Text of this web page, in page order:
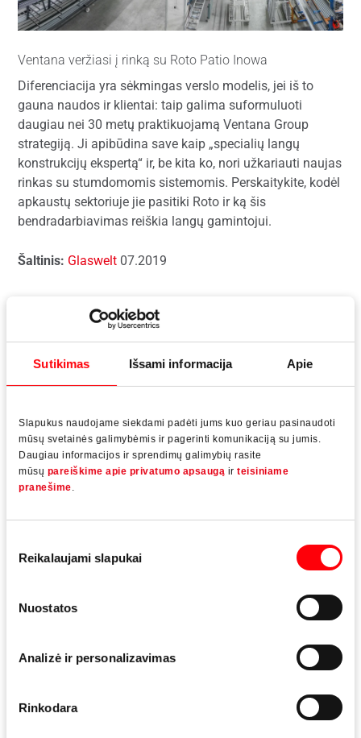
Sutikimas Išsami informacija Apie
Slapukus naudojame siekdami padėti jums kuo geriau pasinaudoti
mūsų svetainės galimybėmis ir pagerinti komunikaciją su jumis.
Daugiau informacijos ir sprendimų galimybių rasite
mūsų pareiškime apie privatumo apsaugą ir teisiniame
pranešime.
pasirinkimas
Reikalaujami slapukai
Nuostatos
Analizė ir personalizavimas
Rinkodara
Ventana veržiasi į rinką su Roto Patio Inowa
Diferenciacija yra sėkmingas verslo modelis, jei iš to
gauna naudos ir klientai: taip galima suformuluoti
daugiau nei 30 metų praktikuojamą Ventana Group
strategiją. Ji apibūdina save kaip „specialių langų
konstrukcijų ekspertą“ ir, be kita ko, nori užkariauti naujas
rinkas su stumdomomis sistemomis. Perskaitykite, kodėl
apkaustų sektoriuje jie pasitiki Roto ir ką šis
bendradarbiavimas reiškia langų gamintojui.
Šaltinis: Glaswelt 07.2019
Atsisiųsti reportažą
Ventana veržiasi į rinką su Roto Patio Inowa